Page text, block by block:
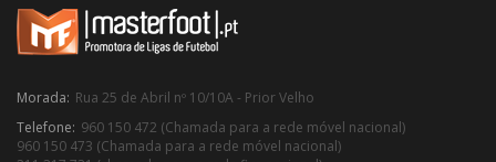
Morada: Rua 25 de Abril nº 10/10A - Prior Velho
Telefone: 960 150 472 (Chamada para a rede móvel nacional)
960 150 473 (Chamada para a rede móvel nacional)